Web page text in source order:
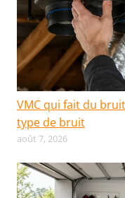
VMC qui fait du
type de bruit
août 7, 2026